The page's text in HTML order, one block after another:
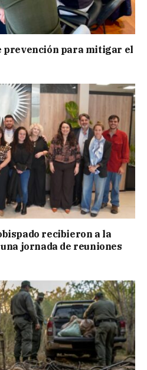
prevención para mitigar el
recibieron a la
jornada de reuniones